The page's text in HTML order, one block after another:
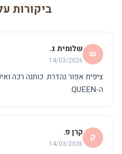
ביקורות
ש שלומית ג.
14/03/2026
ציפית אפור נהדרת. כותנה רכה
ה-QUEEN.
ק קרן פ.
14/03/2026